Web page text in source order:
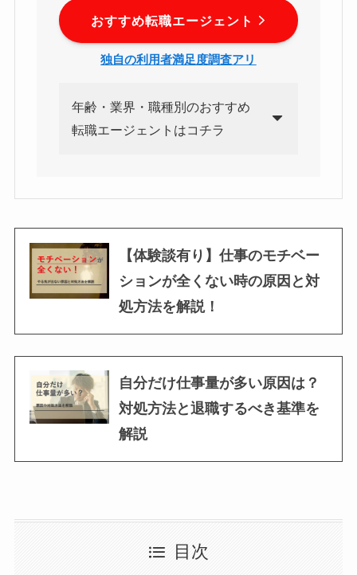
おすすめ転職エージェント
独自の利用者満足度調査アリ
年齢・業界・職種別のおすすめ
転職エージェントはコチラ
【体験談有り】仕事のモチベー
ションが全くない時の原因と対
処方法を解説！
自分だけ仕事量が多い原因は？
対処方法と退職するべき基準を
解説
目次